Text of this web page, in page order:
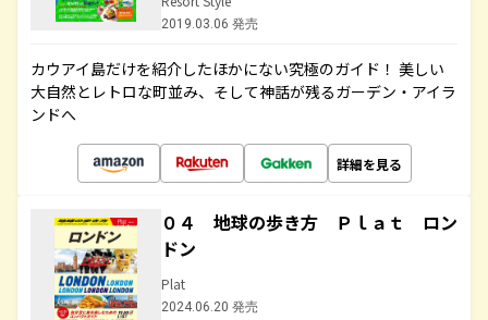
2019.03.06 発売
カウアイ島だけを紹介したほかにない究極のガイド！ 美しい
大自然とレトロな町並み、そして神話が残るガーデン・アイラ
ンドへ
詳細を見る
０４ 地球の歩き方 Ｐｌａｔ ロン
ドン
Plat
2024.06.20 発売